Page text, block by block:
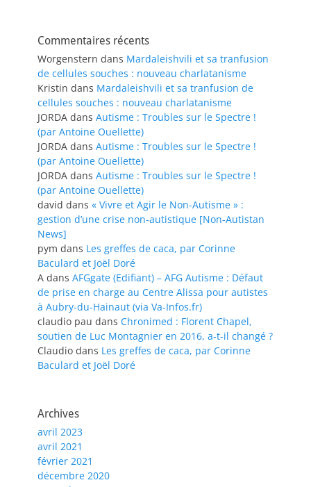
Commentaires récents
Worgenstern dans Mardaleishvili et sa tranfusion
de cellules souches : nouveau charlatanisme
Kristin dans Mardaleishvili et sa tranfusion de
cellules souches : nouveau charlatanisme
JORDA dans Autisme : Troubles sur le Spectre !
(par Antoine Ouellette)
JORDA dans Autisme : Troubles sur le Spectre !
(par Antoine Ouellette)
JORDA dans Autisme : Troubles sur le Spectre !
(par Antoine Ouellette)
david dans « Vivre et Agir le Non-Autisme » :
gestion d’une crise non-autistique [Non-Autistan
News]
pym dans Les greffes de caca, par Corinne
Baculard et Joël Doré
A dans AFGgate (Edifiant) – AFG Autisme : Défaut
de prise en charge au Centre Alissa pour autistes
à Aubry-du-Hainaut (via Va-Infos.fr)
claudio pau dans Chronimed : Florent Chapel,
soutien de Luc Montagnier en 2016, a-t-il changé ?
Claudio dans Les greffes de caca, par Corinne
Baculard et Joël Doré
Archives
avril 2023
avril 2021
février 2021
décembre 2020